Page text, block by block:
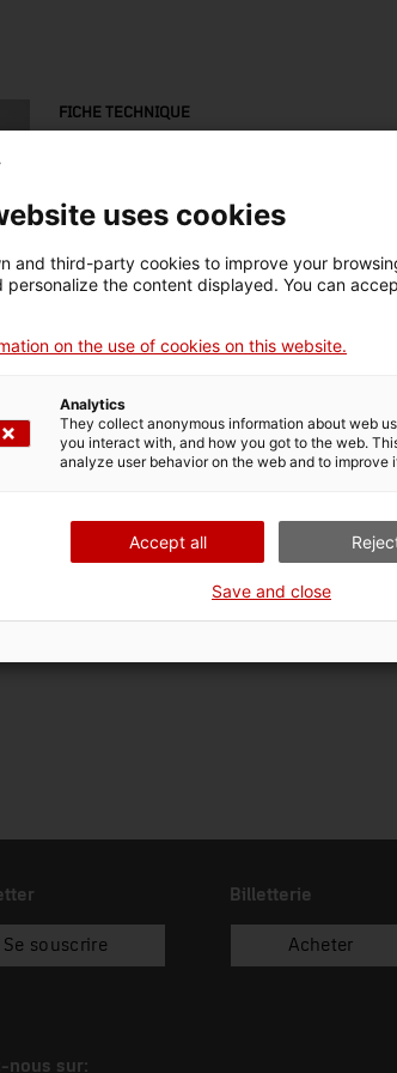
FICHE TECHNIQUE
13119 1975- 1978
Matériau
Domaine thématique
Ciència i tècnica
Se souscrire
Billetterie
Acheter
nous sur:
uses cookies
and third-party cookies to improve your
personalize the content displayed. You can
on the use of cookies on this website.
Analytics
They collect anonymous information about web
you interact with, and how you got to the web.
analyze user behavior on the web and to improve
Accept all
Save and close